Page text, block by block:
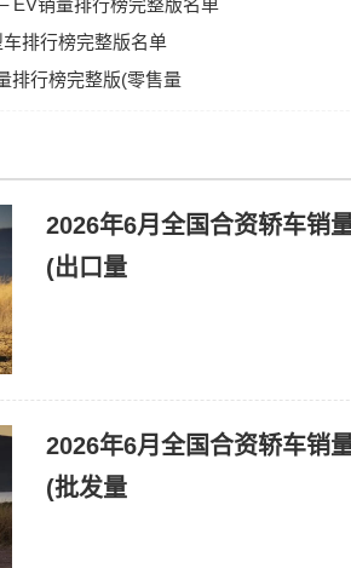
EV销量排行榜完整版名单
排行榜完整版名单
排行榜完整版(零售量
2026年6月全国合资轿车销
(出口量
2026年6月全国合资轿车销
(批发量